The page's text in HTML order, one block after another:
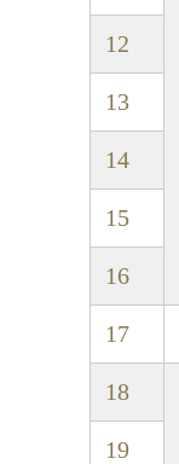
12
13
14
15
16
17
18
19